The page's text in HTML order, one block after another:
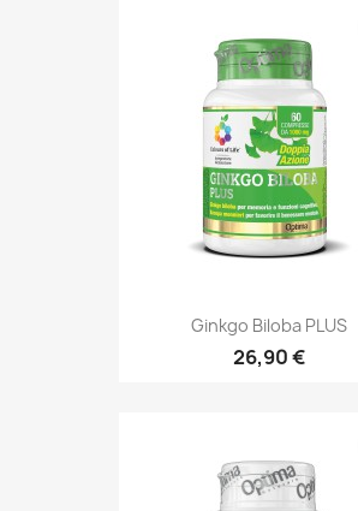
Ginkgo Biloba PLUS
26,90 €